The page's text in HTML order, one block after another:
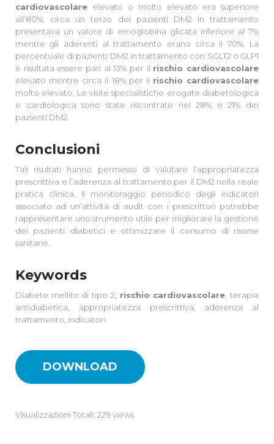
cardiovascolare elevato o molto elevato era superiore
all’80%; circa un terzo dei pazienti DM2 in trattamento
presentava un valore di emoglobina glicata inferiore al 7%
mentre gli aderenti al trattamento erano circa il 70%. La
percentuale di pazienti DM2 in trattamento con SGLT2 o GLP1
è risultata essere pari al 13% per il rischio cardiovascolare
elevato mentre circa il 18% per il rischio cardiovascolare
molto elevato. Le visite specialistiche erogate diabetologica
e cardiologica sono state riscontrate nel 28% e 21% dei
pazienti DM2.
Conclusioni
Tali risultati hanno permesso di valutare l’appropriatezza
prescrittiva e l’aderenza al trattamento per il DM2 nella reale
pratica clinica. Il monitoraggio periodico degli indicatori
associato ad un’attività di audit con i prescrittori potrebbe
rappresentare uno strumento utile per migliorare la gestione
dei pazienti diabetici e ottimizzare il consumo di risorse
sanitarie.
Keywords
Diabete mellito di tipo 2, rischio cardiovascolare , terapia
antidiabetica, appropriatezza prescrittiva, aderenza al
trattamento, indicatori.
DOWNLOAD
Visualizzazioni Totali: 229 views